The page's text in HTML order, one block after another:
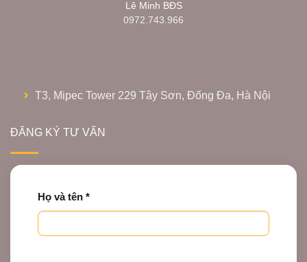
Lê Minh BĐS
0972.743.966
T3, Mipec Tower 229 Tây Sơn, Đống Đa, Hà Nội
ĐĂNG KÝ TƯ VẤN
Họ và tên *